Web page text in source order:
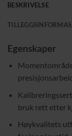
BESKRIVELSE
Egenskaper
bruk rett etter
Høykvalitets